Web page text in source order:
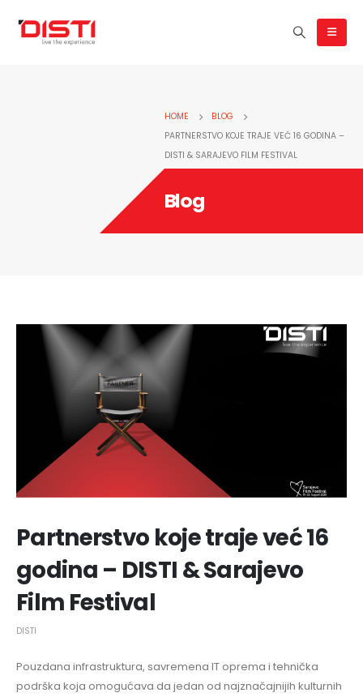
HOME
BLOG
PARTNERSTVO KOJE TRAJE VEĆ 16 GODINA –
DISTI & SARAJEVO FILM FESTIVAL
Blog
Partnerstvo koje traje već 16
godina – DISTI & Sarajevo
Film Festival
DISTI
Pouzdana infrastruktura, savremena IT oprema i tehnička
podrška koja omogućava da jedan od najznačajnijih kulturnih